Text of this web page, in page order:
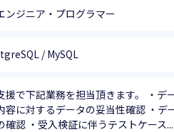
ンジニア・プログラマー
/ MySQL
援で下記業務を担当頂きます。 ・デ
容に対するデータの妥当性確認 ・
確認 ・受入検証に伴うテストケース...